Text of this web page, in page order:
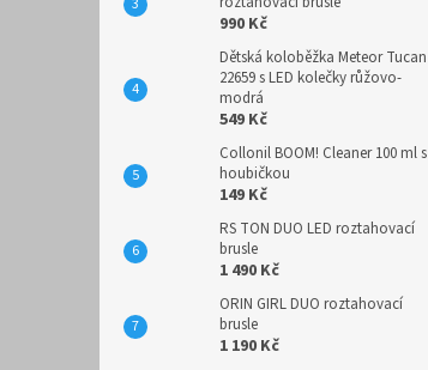
990 Kč
Dětská koloběžka Meteor Tucan
22659 s LED kolečky růžovo-
modrá
549 Kč
Collonil BOOM! Cleaner 100 ml s
houbičkou
149 Kč
RS TON DUO LED roztahovací
brusle
1 490 Kč
ORIN GIRL DUO roztahovací
brusle
1 190 Kč